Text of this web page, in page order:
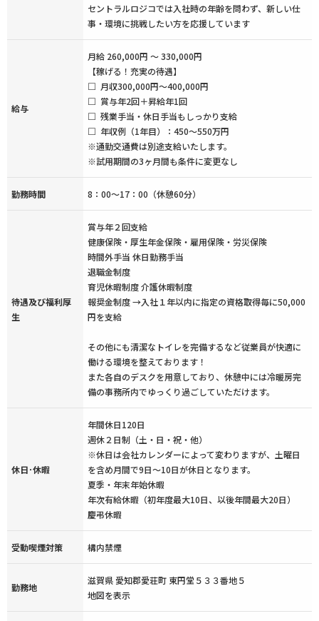
セントラルロジコでは入社時の年齢を問わず、新しい仕
事・環境に挑戦したい方を応援しています
給与
月給 260,000円 ～ 330,000円
【稼げる！充実の待遇】
□ 月収300,000円～400,000円
□ 賞与年2回＋昇給年1回
□ 残業手当・休日手当もしっかり支給
□ 年収例（1年目）：450～550万円
※通勤交通費は別途支給いたします。
※試用期間の3ヶ月間も条件に変更なし
勤務時間 8：00〜17：00（休憩60分）
待遇及び福利厚
生
賞与年２回支給
健康保険・厚生年金保険・雇用保険・労災保険
時間外手当 休日勤務手当
退職金制度
育児休暇制度 介護休暇制度
報奨金制度 →入社１年以内に指定の資格取得毎に50,000
円を支給
その他にも清潔なトイレを完備するなど従業員が快適に
働ける環境を整えております！
また各自のデスクを用意しており、休憩中には冷暖房完
備の事務所内でゆっくり過ごしていただけます。
休日･休暇
年間休日120日
週休２日制（土・日・祝・他）
※休日は会社カレンダーによって変わりますが、土曜日
を含め月間で9日～10日が休日となります。
夏季・年末年始休暇
年次有給休暇（初年度最大10日、以後年間最大20日）
慶弔休暇
受動喫煙対策 構内禁煙
勤務地
滋賀県 愛知郡愛荘町 東円堂５３３番地５
地図を表示